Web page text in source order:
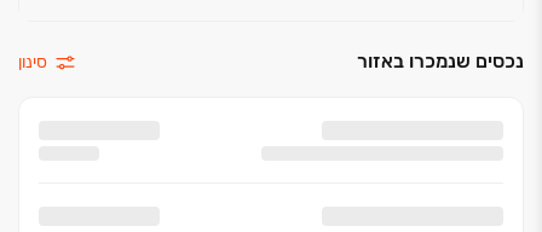
נכסים שנמכרו באזור סינון